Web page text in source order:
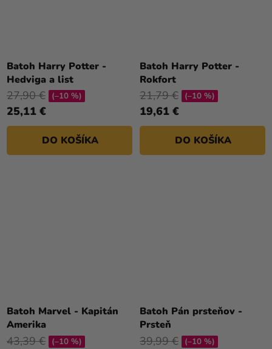
Batoh Harry Potter -
Hedviga a list
25,11 €
27,90 € (–10 %)
DO KOŠÍKA
Batoh Harry Potter -
Rokfort
19,61 €
21,79 € (–10 %)
DO KOŠÍKA
Batoh Marvel - Kapitán
Amerika
43,39 € (–10 %)
Batoh Pán prsteňov -
Prsteň
39,99 € (–10 %)